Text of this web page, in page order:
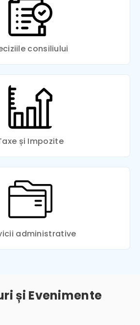
consiliului
și Impozite
administrative
și Evenimente